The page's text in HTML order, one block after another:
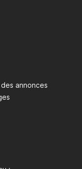
annonces